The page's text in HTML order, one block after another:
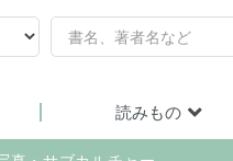
読みもの